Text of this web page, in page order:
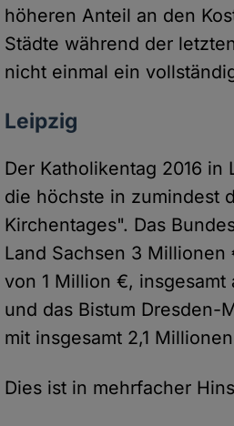
höheren Anteil an den
Städte während der
nicht einmal ein
Leipzig
Der Katholikentag 2016
die höchste in zumindest
Kirchentages". Das
Land Sachsen 3
von 1 Million €,
und das Bistum Dresden-
mit insgesamt 2,1
Dies ist in mehrfacher